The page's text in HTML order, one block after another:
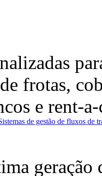
frotas,
e rent-
de gestão de fluxos de